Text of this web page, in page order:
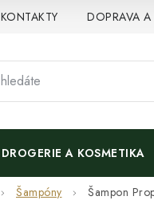
KONTAKTY DOPRAVA A
DROGERIE A KOSMETIKA
Šampóny Šampon